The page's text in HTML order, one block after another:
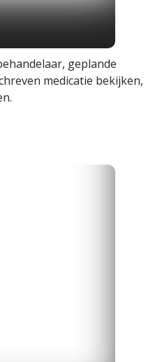
geplande
medicatie bekijken,